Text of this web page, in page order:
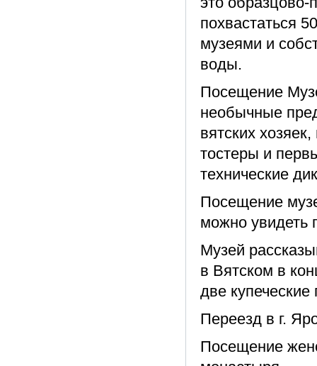
похвастаться
музеями и
воды.
Посещение
необычные
вятских
тостеры и
технические
Посещение
можно увидеть
Музей
в Вятском в
две
Переезд в г.
Посещение